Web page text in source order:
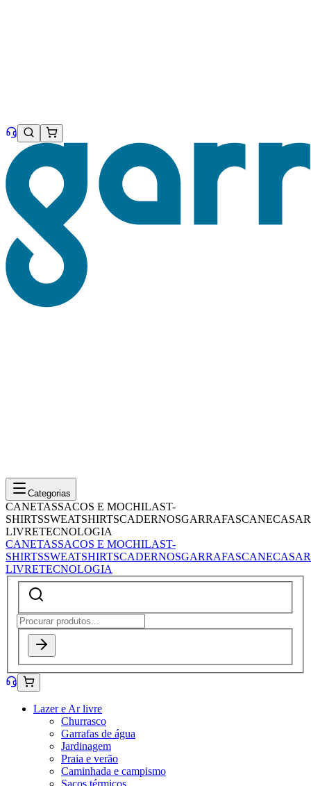
Categorias
CANETASSACOS E MOCHILAST-
SHIRTSSWEATSHIRTSCADERNOSGARRAFASCANECASAR
LIVRETECNOLOGIA
CANETASSACOS E MOCHILAST-
SHIRTSSWEATSHIRTSCADERNOSGARRAFASCANECASAR
LIVRETECNOLOGIA
Lazer e Ar livre
Churrasco
Garrafas de água
Jardinagem
Praia e verão
Caminhada e campismo
Sacos térmicos